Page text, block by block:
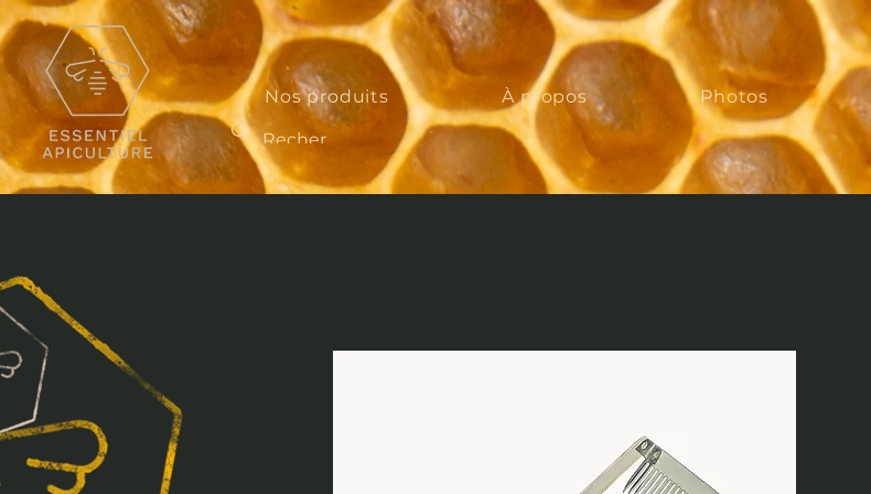
Nos produits À propos Photos